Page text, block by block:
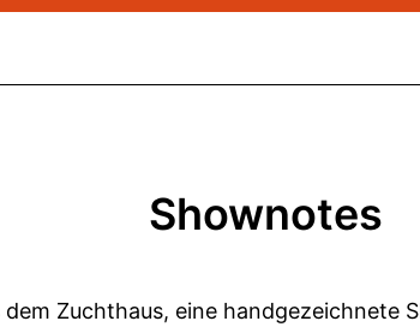
Shownotes
Zuchthaus, eine handgezeichnete